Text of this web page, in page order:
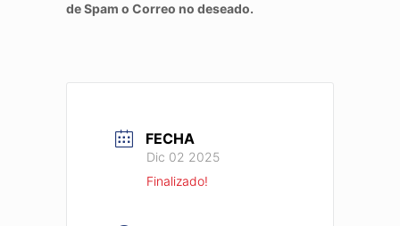
de Spam o Correo no deseado.
FECHA
Dic 02 2025
Finalizado!